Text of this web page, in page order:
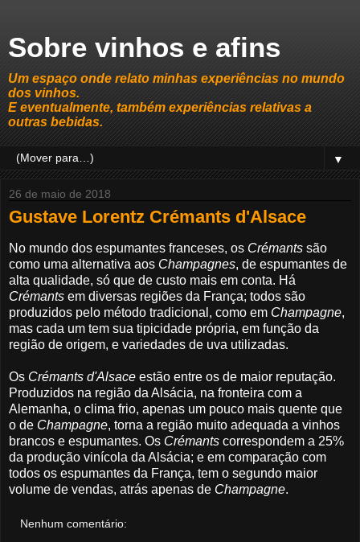
Sobre vinhos e afins
Um espaço onde relato minhas experiências no mundo
dos vinhos.
E eventualmente, também experiências relativas a
outras bebidas.
▼
26 de maio de 2018
Gustave Lorentz Crémants d'Alsace
No mundo dos espumantes franceses, os Crémants são
como uma alternativa aos Champagnes, de espumantes de
alta qualidade, só que de custo mais em conta. Há
Crémants em diversas regiões da França; todos são
produzidos pelo método tradicional, como em Champagne,
mas cada um tem sua tipicidade própria, em função da
região de origem, e variedades de uva utilizadas.
Os Crémants d'Alsace estão entre os de maior reputação.
Produzidos na região da Alsácia, na fronteira com a
Alemanha, o clima frio, apenas um pouco mais quente que
o de Champagne, torna a região muito adequada a vinhos
brancos e espumantes. Os Crémants correspondem a 25%
da produção vinícola da Alsácia; e em comparação com
todos os espumantes da França, tem o segundo maior
volume de vendas, atrás apenas de Champagne.
Nenhum comentário: